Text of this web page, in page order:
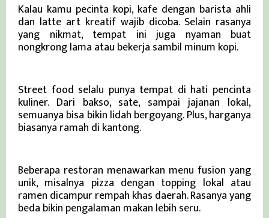
Kalau kamu pecinta kopi, kafe dengan barista ahli
dan latte art kreatif wajib dicoba. Selain rasanya
yang nikmat, tempat ini juga nyaman buat
nongkrong lama atau bekerja sambil minum kopi.
Street food selalu punya tempat di hati pencinta
kuliner. Dari bakso, sate, sampai jajanan lokal,
semuanya bisa bikin lidah bergoyang. Plus, harganya
biasanya ramah di kantong.
Beberapa restoran menawarkan menu fusion yang
unik, misalnya pizza dengan topping lokal atau
ramen dicampur rempah khas daerah. Rasanya yang
beda bikin pengalaman makan lebih seru.